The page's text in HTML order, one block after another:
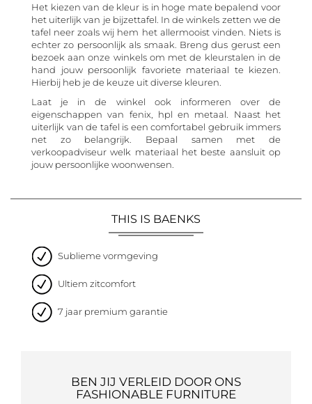
Het kiezen van de kleur is in hoge mate bepalend voor
het uiterlijk van je bijzettafel. In de winkels zetten we de
tafel neer zoals wij hem het allermooist vinden. Niets is
echter zo persoonlijk als smaak. Breng dus gerust een
bezoek aan onze winkels om met de kleurstalen in de
hand jouw persoonlijk favoriete materiaal te kiezen.
Hierbij heb je de keuze uit diverse kleuren.
Laat je in de winkel ook informeren over de
eigenschappen van fenix, hpl en metaal. Naast het
uiterlijk van de tafel is een comfortabel gebruik immers
net zo belangrijk. Bepaal samen met de
verkoopadviseur welk materiaal het beste aansluit op
jouw persoonlijke woonwensen.
THIS IS BAENKS
Sublieme vormgeving
Ultiem zitcomfort
7 jaar premium garantie
BEN JIJ VERLEID DOOR ONS
FASHIONABLE FURNITURE